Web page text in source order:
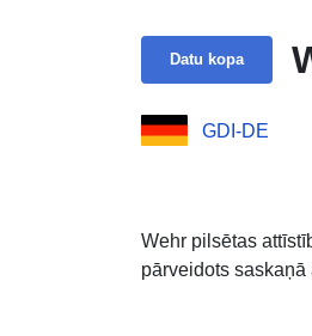
Datu kopa
GDI-DE
Wehr pilsētas
pārveidots